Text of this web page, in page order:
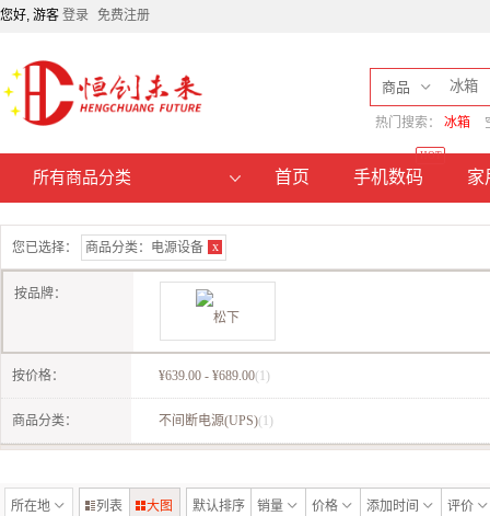
您好, 游客 登录 免费注册
商品
热门搜索： 冰箱
所有商品分类 首页 手机数码
HOT
家
您已选择： 商品分类： 电源设备 x
按品牌：
松下
按价格： ¥639.00 - ¥689.00(1)
商品分类： 不间断电源(UPS)(1)
所在地 列表 大图 默认排序 销量 价格 添加时间 评价